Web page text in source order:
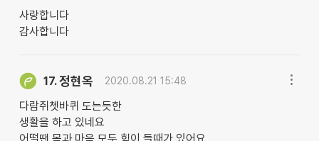
사랑합니다
감사합니다
17.정현옥 2020.08.21 15:48
다람쥐쳇바퀴 도는듯한
생활을 하고 있네요